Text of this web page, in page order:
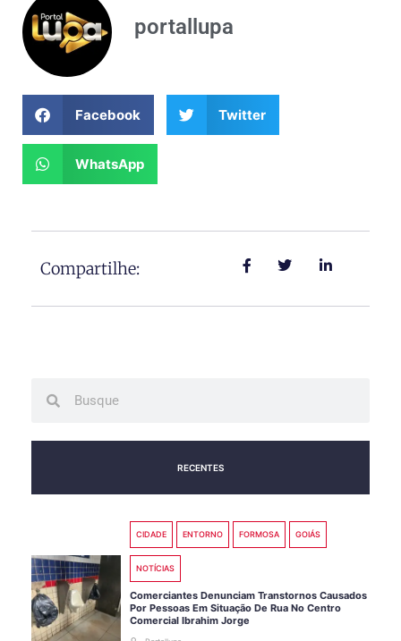
portallupa
Facebook Twitter
WhatsApp
Compartilhe:
RECENTES
CIDADE ENTORNO FORMOSA GOIÁS
NOTÍCIAS
Comerciantes Denunciam Transtornos Causados
Por Pessoas Em Situação De Rua No Centro
Comercial Ibrahim Jorge